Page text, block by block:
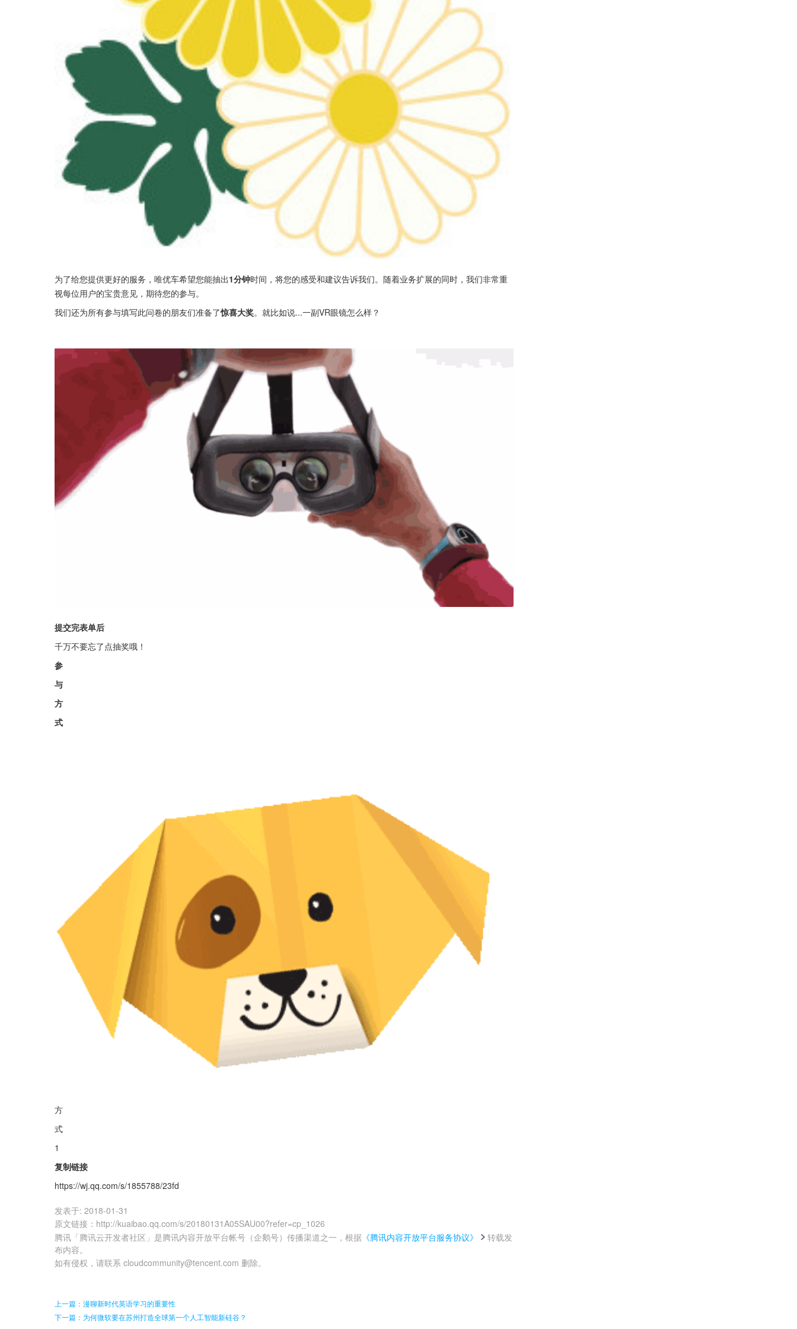
为了给您提供更好的服务，唯优车希望您能抽出1分钟时间，将您的感受和建议告诉我们。随着业务扩展的同时，我们非常重
视每位用户的宝贵意见，期待您的参与。
我们还为所有参与填写此问卷的朋友们准备了惊喜大奖。就比如说...一副VR眼镜怎么样？
提交完表单后
千万不要忘了点抽奖哦！
参
与
方
式
方
式
1
复制链接
https://wj.qq.com/s/1855788/23fd
发表于: 2018-01-31
原文链接 ： http://kuaibao.qq.com/s/20180131A05SAU00?refer=cp_1026
腾讯「腾讯云开发者社区」是腾讯内容开放平台帐号（企鹅号）传播渠道之一，根据 《腾讯内容开放平台服务协议》
转载发
布内容。
如有侵权，请联系 cloudcommunity@tencent.com 删除。
上一篇：漫聊新时代英语学习的重要性
下一篇：为何微软要在苏州打造全球第一个人工智能新硅谷？